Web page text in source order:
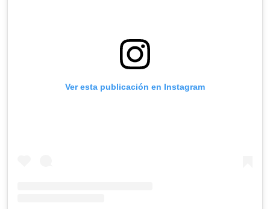
Ver esta publicación en Instagram